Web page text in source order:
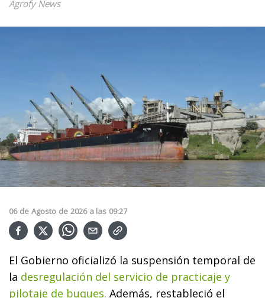
Agrofy News
06 de Agosto de 2026 a las 09:27
El Gobierno oficializó la suspensión temporal de
la desregulación del servicio de practicaje y
pilotaje de buques. Además, restableció el